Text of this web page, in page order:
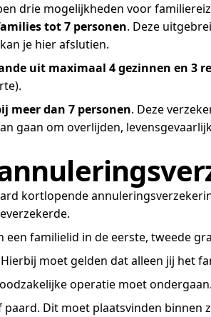
drie mogelijkheden voor
tot 7 personen. Deze
je hier afslutien.
uit maximaal 4 gezinnen en 3
meer dan 7 personen. Deze
gaan om overlijden,
kortlopende
familielid in de eerste, tweede
moet gelden dat alleen jij het
operatie moet ondergaan.
Dit moet plaatsvinden binnen